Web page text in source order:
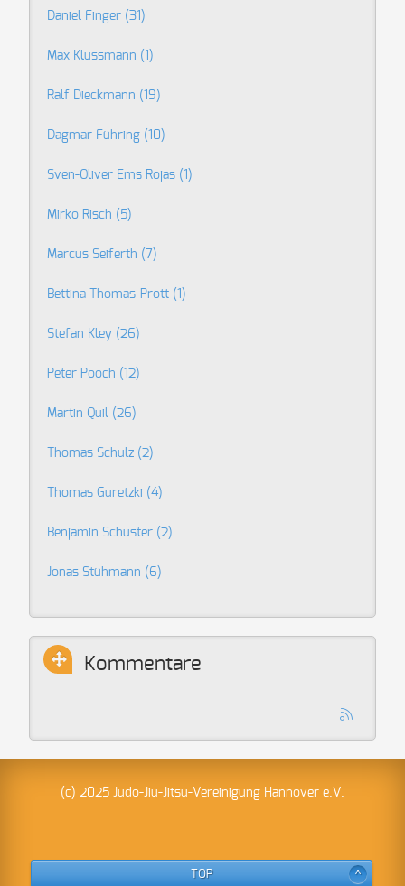
Daniel Finger (31)
Max Klussmann (1)
Ralf Dieckmann (19)
Dagmar Führing (10)
Sven-Oliver Ems Rojas (1)
Mirko Risch (5)
Marcus Seiferth (7)
Bettina Thomas-Prott (1)
Stefan Kley (26)
Peter Pooch (12)
Martin Quil (26)
Thomas Schulz (2)
Thomas Guretzki (4)
Benjamin Schuster (2)
Jonas Stühmann (6)
Kommentare
(c) 2025 Judo-Jiu-Jitsu-Vereinigung Hannover e.V.
TOP